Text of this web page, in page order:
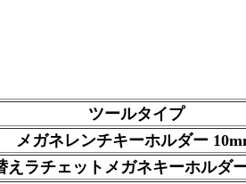
ツールタイプ
メガネレンチキーホルダー
えラチェットメガネキーホル